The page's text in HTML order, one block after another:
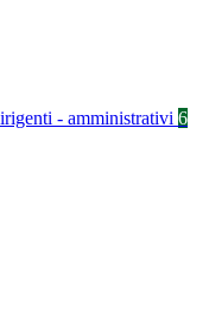
- amministrativi 6